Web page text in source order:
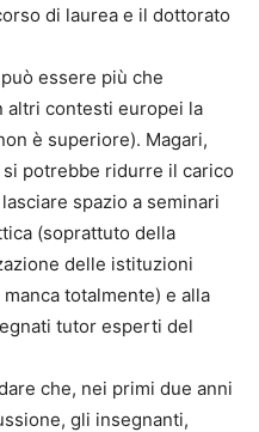
di laurea e il dottorato
essere più che
altri contesti europei la
è superiore). Magari,
si potrebbe ridurre il carico
spazio a seminari
(soprattuto della
delle istituzioni
totalmente) e alla
tutor esperti del
che, nei primi due anni
gli insegnanti,